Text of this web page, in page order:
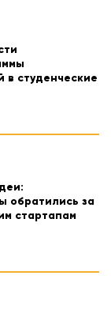
в студенческие
обратились за
стартапам